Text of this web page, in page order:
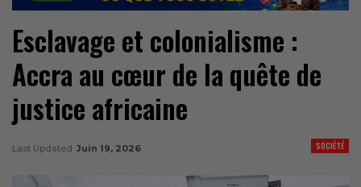
Esclavage et colonialisme :
Accra au cœur de la quête de
justice africaine
SOCIÉTÉ
Last Updated Juin 19, 2026